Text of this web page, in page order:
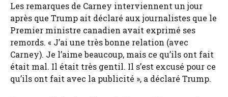
Les remarques de Carney interviennent un jour
après que Trump ait déclaré aux journalistes que le
Premier ministre canadien avait exprimé ses
remords. « J’ai une très bonne relation (avec
Carney). Je l’aime beaucoup, mais ce qu’ils ont fait
était mal. Il était très gentil. Il s’est excusé pour ce
qu’ils ont fait avec la publicité », a déclaré Trump.